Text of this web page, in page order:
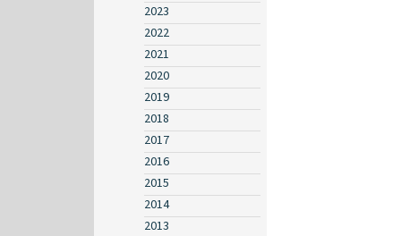
2023
2022
2021
2020
2019
2018
2017
2016
2015
2014
2013